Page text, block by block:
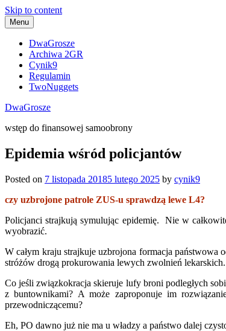
Skip to content
Menu
DwaGrosze
Archiwa 2GR
Cynik9
Regulamin
TwoNuggets
DwaGrosze
wstęp do finansowej samoobrony
Epidemia wśród policjantów
Posted on 7 listopada 20185 lutego 2025 by cynik9
czy uzbrojone patrole ZUS-u sprawdzą lewe L4?
Policjanci strajkują symulując epidemię. Nie w
wyobrazić.
W całym kraju strajkuje uzbrojona formacja państwowa
stróżów drogą prokurowania lewych zwolnień
Co jeśli związkokracja skieruje lufy broni podległych
z buntownikami? A może zaproponuje im
przewodniczącemu?
Eh, PO dawno już nie ma u władzy a państwo dalej